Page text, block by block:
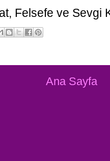
Felsefe ve Sevgi
Ana Sayfa